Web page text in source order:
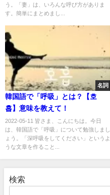
う。「妻」は、いろんな呼び方がありま
す。簡単にまとめまし...
名詞
韓国語で「呼吸」とは？【호
흡】意味を教えて！
2022-05-11 皆さま、こんにちは。今日
は、韓国語で「呼吸」について勉強しまし
ょう。「深呼吸をしてください」というよ
うな文章を作ること...
検索